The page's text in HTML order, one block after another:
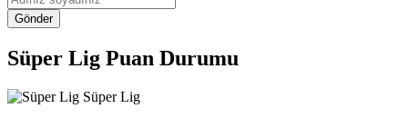
Gönder
Süper Lig Puan Durumu
Süper Lig